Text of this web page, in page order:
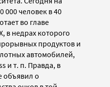
000 человек в 40
во главе
в недрах которого
продуктов и
автомобилей,
и т. п. Правда, в
объявил о